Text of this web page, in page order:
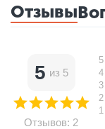
Отзывы
5 из 5
Отзывов: 2
4
1